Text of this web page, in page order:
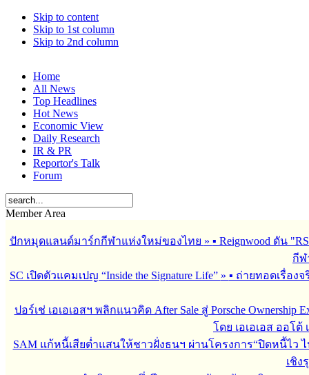
Skip to content
Skip to 1st column
Skip to 2nd column
Home
All News
Top Headlines
Hot News
Economic View
Daily Research
IR & PR
Reportor's Talk
Forum
Member Area
ปักหมุดแลนด์มาร์กกีฬาแห่งใหม่ของไทย » ▪︎ Reignwood ดัน
กีฬ
SC เปิดตัวแคมเปญ “Inside the Signature Life” » ▪︎ ถ่ายทอดเรื่อง
ปอร์เช่ เอเอเอสฯ พลิกแนวคิด After Sale สู่ Porsche Ownership
โดย เอเอเอส ออโ
SAM แก้หนี้เสียต่ำแสนให้ชาวฝั่งธนฯ ผ่านโครงการ“ปิดหนี้ไว
เชิง